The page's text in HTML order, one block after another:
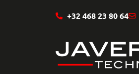
+32 468 23 80 64